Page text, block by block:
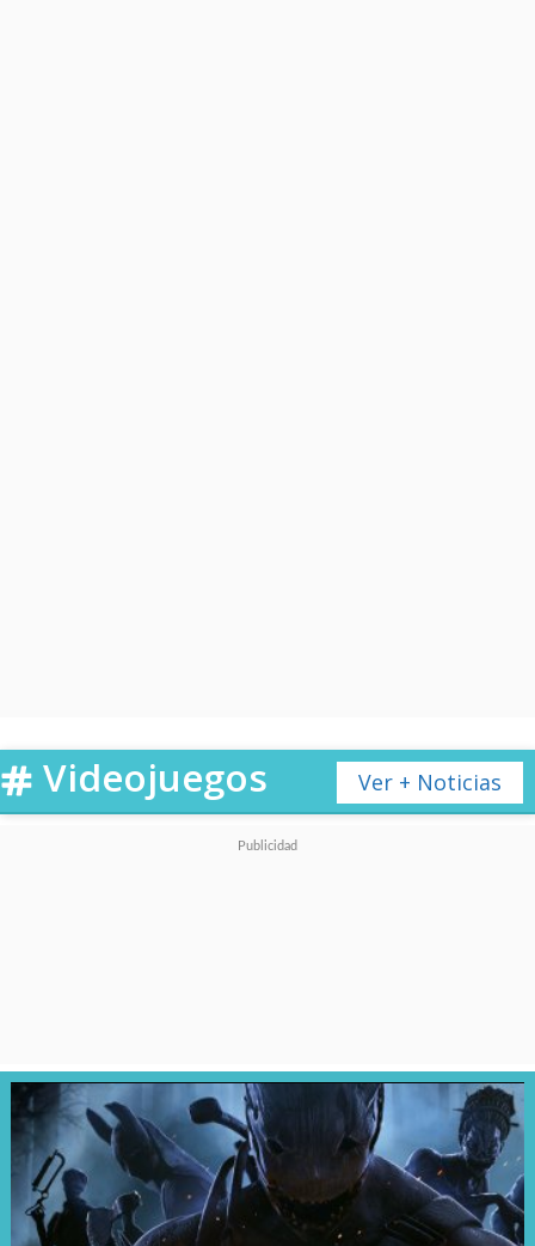
menos que por el propio
Christopher Robin
quien al
crecer los abandonó y ese fue el
Ver + Noticias
Videojuegos